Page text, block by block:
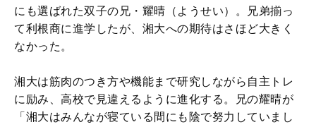
にも選ばれた双子の兄・耀晴（ようせい）。兄弟揃っ
て利根商に進学したが、湘大への期待はさほど大きく
なかった。
湘大は筋肉のつき方や機能まで研究しながら自主トレ
に励み、高校で見違えるように進化する。兄の耀晴が
「湘大はみんなが寝ている間にも陰で努力していまし